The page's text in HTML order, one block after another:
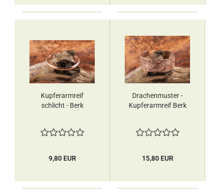
Kupferarmreif
schlicht - Berk
9,80 EUR
Drachenmuster -
Kupferarmreif Berk
15,80 EUR